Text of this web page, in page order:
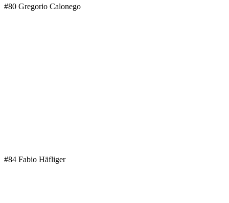
#80 Gregorio Calonego
#84 Fabio Häfliger